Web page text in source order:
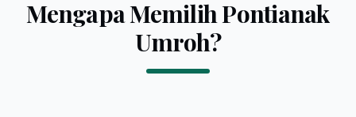
Mengapa Memilih Pontianak
Umroh?